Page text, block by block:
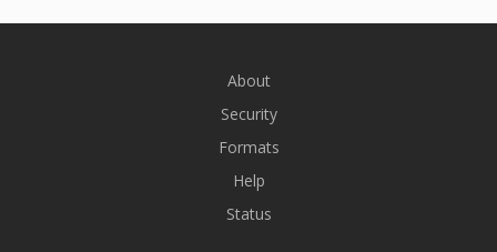
About
Security
Formats
Help
Status